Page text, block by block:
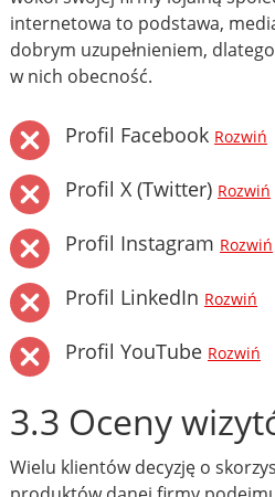
internetowa to podstawa,
dobrym uzupełnieniem,
w nich obecność.
Profil Facebook Rozwiń
Profil X (Twitter) Rozwiń
Profil Instagram Rozwiń
Profil LinkedIn Rozwiń
Profil YouTube Rozwiń
3.3 Oceny
Wielu klientów decyzję o